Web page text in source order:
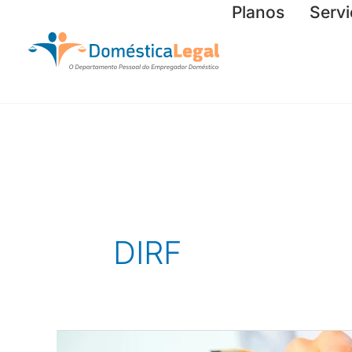
para
Planos
DIRF